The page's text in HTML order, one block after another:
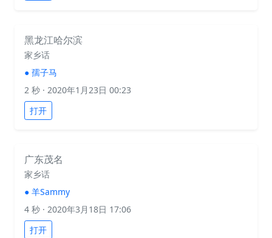
黑龙江哈尔滨
家乡话
● 孺子马
2 秒 · 2020年1月23日 00:23
打开
广东茂名
家乡话
● 羊Sammy
4 秒 · 2020年3月18日 17:06
打开